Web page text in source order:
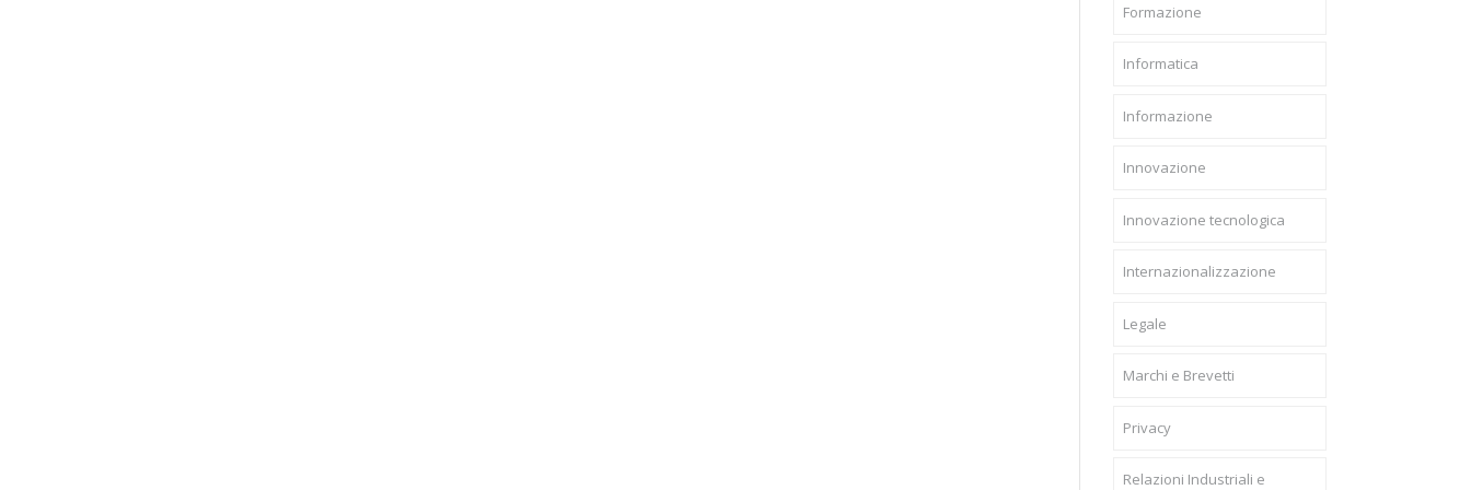
Formazione
Informatica
Informazione
Innovazione
Innovazione tecnologica
Internazionalizzazione
Legale
Marchi e Brevetti
Privacy
Relazioni Industriali e